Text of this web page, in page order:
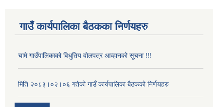
गाउँ कार्यपालिका बैठकका निर्णयहरु
चामे गाउँपालिकाको विधुतिय वोलपत्र आव्हानको सूचना !!!
मिति २०८३।०२।०६ गतेको गाउँ कार्यपालिका बैठकको निर्णयहरु